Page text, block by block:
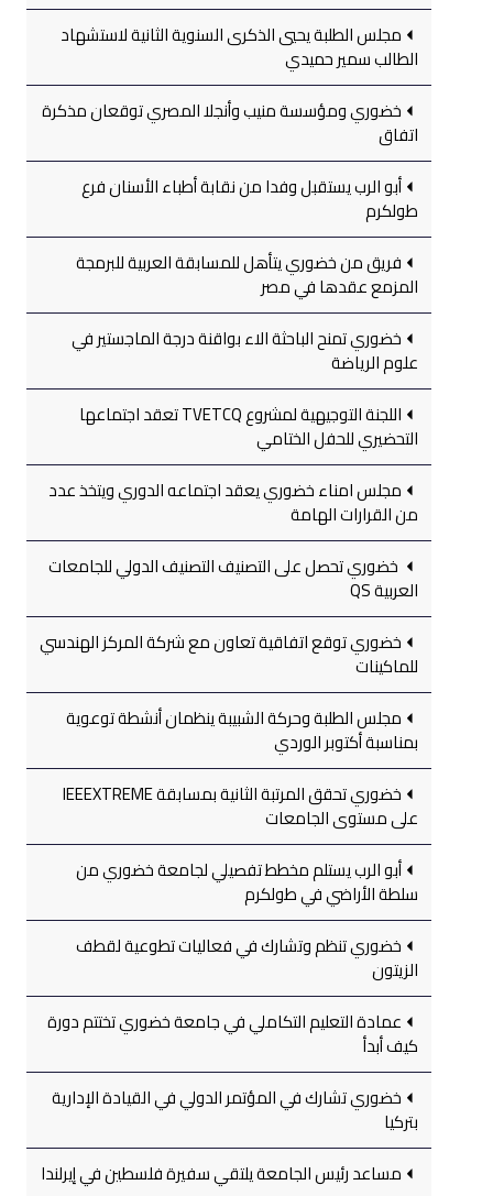
مجلس الطلبة يحيي الذكرى السنوية الثانية لاستشهاد
الطالب سمير حميدي
خضوري ومؤسسة منيب وأنجلا المصري توقعان مذكرة
اتفاق
أبو الرب يستقبل وفدا من نقابة أطباء الأسنان فرع
طولكرم
فريق من خضوري يتأهل للمسابقة العربية للبرمجة
المزمع عقدها في مصر
خضوري تمنح الباحثة الاء بواقنة درجة الماجستير في
علوم الرياضة
اللجنة التوجيهية لمشروع TVETCQ تعقد اجتماعها
التحضيري للحفل الختامي
مجلس امناء خضوري يعقد اجتماعه الدوري ويتخذ عدد
من القرارات الهامة
خضوري تحصل على التصنيف التصنيف الدولي للجامعات
العربية QS
خضوري توقع اتفاقية تعاون مع شركة المركز الهندسي
للماكينات
مجلس الطلبة وحركة الشبيبة ينظمان أنشطة توعوية
بمناسبة أكتوبر الوردي
خضوري تحقق المرتبة الثانية بمسابقة IEEEXTREME
على مستوى الجامعات
أبو الرب يستلم مخطط تفصيلي لجامعة خضوري من
سلطة الأراضي في طولكرم
خضوري تنظم وتشارك في فعاليات تطوعية لقطف
الزيتون
عمادة التعليم التكاملي في جامعة خضوري تختتم دورة
كيف أبدأ
خضوري تشارك في المؤتمر الدولي في القيادة الإدارية
بتركيا
مساعد رئيس الجامعة يلتقي سفيرة فلسطين في إيرلندا